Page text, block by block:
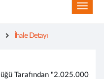
İhale Detayı
Tarafından "2.025.000